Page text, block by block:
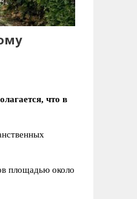
что в
площадью около